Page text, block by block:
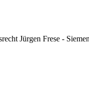
Jürgen Frese -